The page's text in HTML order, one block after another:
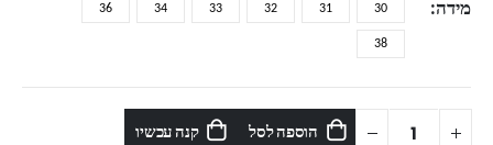
מידה 30
31
32
33
34
36
38
הוספה לסל קנה עכשיו